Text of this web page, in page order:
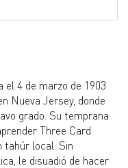
el 4 de marzo de 1903
Nueva Jersey, donde
grado. Su temprana
Three Card
tahúr local. Sin
le disuadió de hacer